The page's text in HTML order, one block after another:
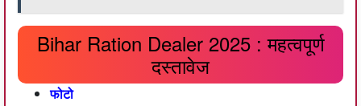
Bihar Ration Dealer 2025 : महत्वपूर्ण
दस्तावेज
फोटो